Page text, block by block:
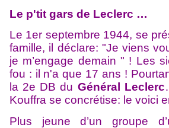
Le p'tit gars de Leclerc …
Le 1er septembre 1944, se
famille, il déclare: "Je viens
je m’engage demain " ! Les
fou : il n'a que 17 ans !
la 2e DB du Général Leclerc
Kouffra se concrétise: le voici
Plus jeune d’un groupe